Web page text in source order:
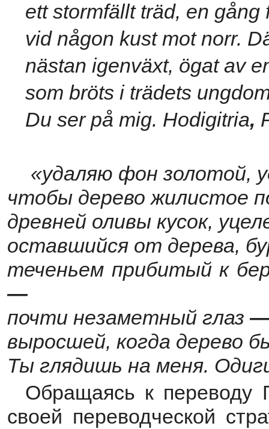
ett stormfällt träd, en gång
vid någon kust mot norr.
nästan igenväxt, ögat av
som bröts i trädets
Du ser på mig. Hodigitria,
«удаляю фон золотой,
чтобы дерево жилистое
древней оливы кусок,
оставшийся от дерева,
теченьем прибитый к
—
почти незаметный глаз
выросшей, когда дерево
Ты глядишь на меня.
Обращаясь к переводу
своей переводческой